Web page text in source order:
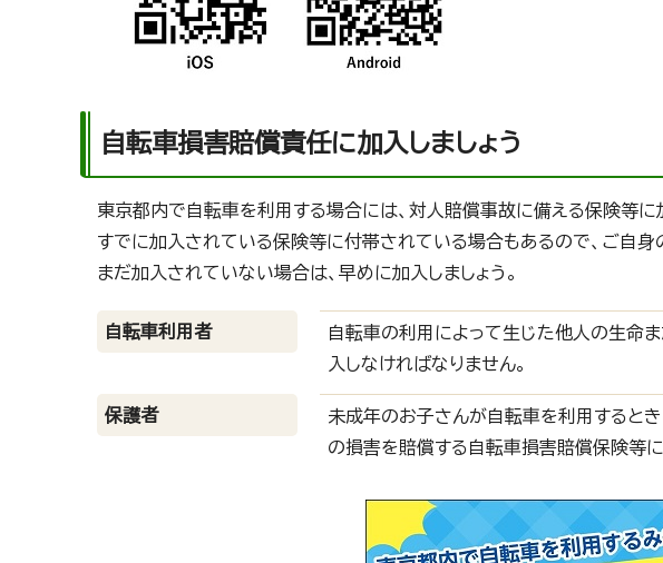
自転車損害賠償責任に加入しましょう
東京都内で自転車を利用する場合には、対人賠償事故に備える保険等に
すでに加入されている保険等に付帯されている場合もあるので、ご自身
まだ加入されていない場合は、早めに加入しましょう。
自転車利用者
自転車の利用によって生じた他人の生命
入しなければなりません。
保護者
未成年のお子さんが自転車を利用すると
の損害を賠償する自転車損害賠償保険等に